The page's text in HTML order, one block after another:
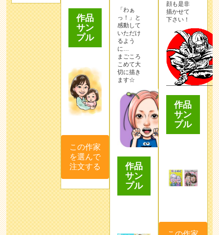
作品
サン
プル
この作家
を選んで
注文する
「わぁ
っ！」と
感動して
いただけ
るよう
に…
まごころ
こめて大
切に描き
ます☆
作品
サン
プル
顔も是非
描かせて
下さい！
作品
サン
プル